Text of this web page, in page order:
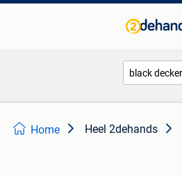
Home Heel 2dehands